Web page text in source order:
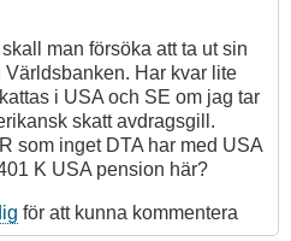
man försöka att ta ut sin
Har kvar lite
i USA och SE om jag tar
skatt avdragsgill.
som inget DTA har med USA
K USA pension här?
för att kunna kommentera